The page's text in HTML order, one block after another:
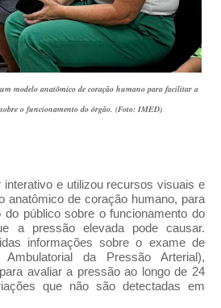
modelo anatômico de coração humano para facilitar a
o funcionamento do órgão. (Foto: IMED)
interativo e utilizou recursos visuais e
anatômico de coração humano, para
público sobre o funcionamento do
a pressão elevada pode causar.
informações sobre o exame de
Ambulatorial da Pressão Arterial),
avaliar a pressão ao longo de 24
que não são detectadas em